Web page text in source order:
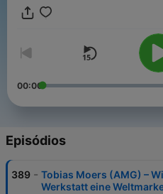
faszinierenden Einblicken
00:00
Episódios
389 - Tobias Moers (AMG) –
Werkstatt eine